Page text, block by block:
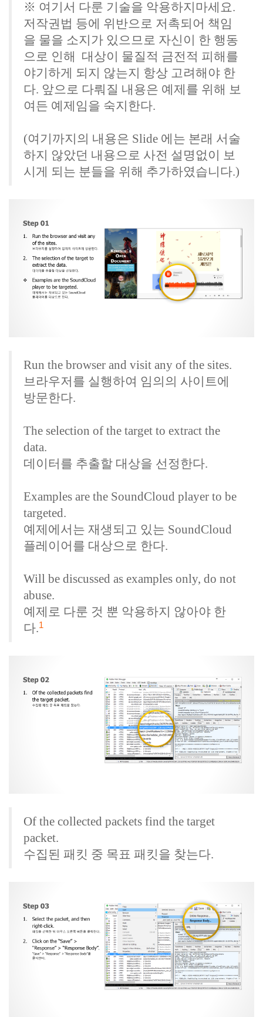
※ 여기서 다룬 기술을 악용하지마세요.
저작권법 등에 위반으로 저촉되어 책임
을 물을 소지가 있으므로 자신이 한 행동
으로 인해 대상이 물질적 금전적 피해를
야기하게 되지 않는지 항상 고려해야 한
다. 앞으로 다뤄질 내용은 예제를 위해 보
여든 예제임을 숙지한다.
(여기까지의 내용은 Slide 에는 본래 서술
하지 않았던 내용으로 사전 설명없이 보
시게 되는 분들을 위해 추가하였습니다.)
Run the browser and visit any of the sites.
브라우저를 실행하여 임의의 사이트에
방문한다.
The selection of the target to extract the
data.
데이터를 추출할 대상을 선정한다.
Examples are the SoundCloud player to be
targeted.
예제에서는 재생되고 있는 SoundCloud
플레이어를 대상으로 한다.
Will be discussed as examples only, do not
abuse.
예제로 다룬 것 뿐 악용하지 않아야 한
다.1
Of the collected packets find the target
packet.
수집된 패킷 중 목표 패킷을 찾는다.